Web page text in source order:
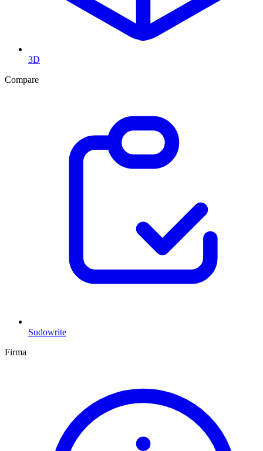
3D
Compare
Sudowrite
Firma